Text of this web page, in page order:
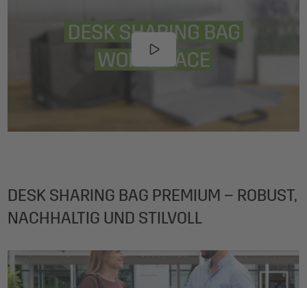
DESK SHARING BAG PREMIUM – ROBUST,
NACHHALTIG UND STILVOLL